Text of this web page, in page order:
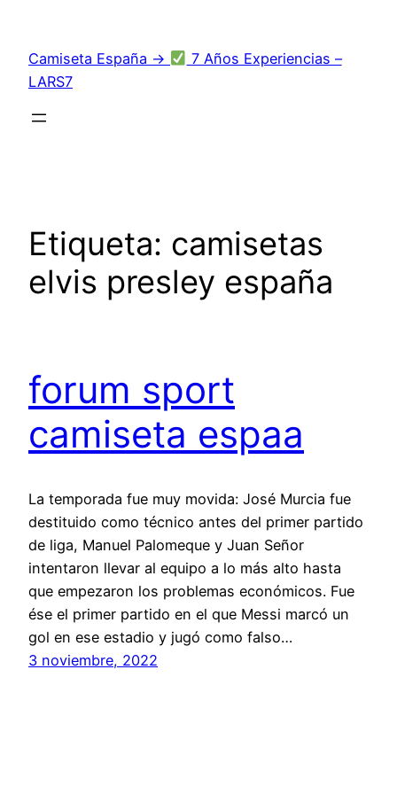
contenido
Camiseta España →
7 Años Experiencias –
LARS7
Etiqueta: camisetas
elvis presley españa
forum sport
camiseta espaa
La temporada fue muy movida: José Murcia fue
destituido como técnico antes del primer partido
de liga, Manuel Palomeque y Juan Señor
intentaron llevar al equipo a lo más alto hasta
que empezaron los problemas económicos. Fue
ése el primer partido en el que Messi marcó un
gol en ese estadio y jugó como falso…
3 noviembre, 2022